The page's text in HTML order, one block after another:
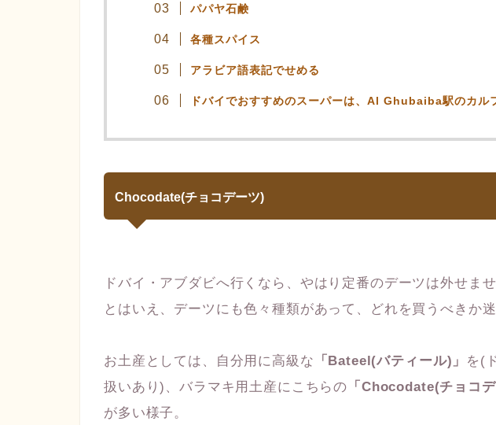
パパヤ石鹸
各種スパイス
アラビア語表記でせめる
ドバイでおすすめのスーパーは、Al Ghubaiba駅のカル
Chocodate(チョコデーツ)
ドバイ・アブダビへ行くなら、やはり定番のデーツは外せませ
とはいえ、デーツにも色々種類があって、どれを買うべきか迷
お土産としては、自分用に高級な 「Bateel(バティール)」 を(
扱いあり)、バラマキ用土産にこちらの 「Chocodate(チョコデ
が多い様子。